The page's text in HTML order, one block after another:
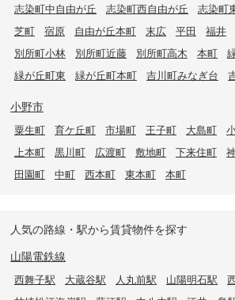
志染町中自由が丘
志染町西自由が丘 志染町
芝町
宿原 自由が丘本町 末広 平田 福井
別所町小林
別所町近藤 別所町高木 本町
緑が丘町東
緑が丘町本町 吉川町みなぎ台
小野市
粟生町 育ケ丘町 市場町 王子町 大島町
上本町
黒川町 広渡町 敷地町 下来住町
田園町
中町 西本町 東本町 本町
人気の路線・駅から賃貸物件を探す
山陽電鉄線
西舞子駅 大蔵谷駅 人丸前駅 山陽明石駅